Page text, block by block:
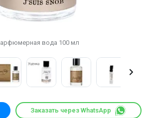
вода 100 мл
Заказать через WhatsApp